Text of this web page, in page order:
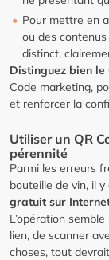
Pour mettre en
ou des
distinct,
Distinguez bien
Code marketing,
et renforcer la
Utiliser un QR
pérennité
Parmi les erreurs
bouteille de vin, il
gratuit sur
L’opération
lien, de scanner
choses, tout